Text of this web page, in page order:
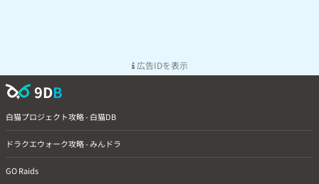
広告IDを表示
9DB
白猫プロジェクト攻略 - 白猫DB
ドラクエウォーク攻略 - みんドラ
GO Raids